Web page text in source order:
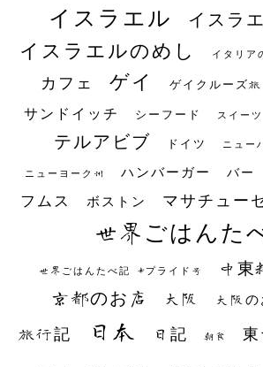
イスラエル イスラ
イスラエルのめし イタリア
カフェ ゲイ ゲイクルーズ旅
サンドイッチ シーフード スイーツ
テルアビブ ドイツ ニュー
ニューヨーク州 ハンバーガー バー
フムス ボストン マサチュー
世界ごはんた
世界ごはんたべ記 #プライド号 中東
京都のお店 大阪 大阪の
旅行記 日本 日記 朝食 東